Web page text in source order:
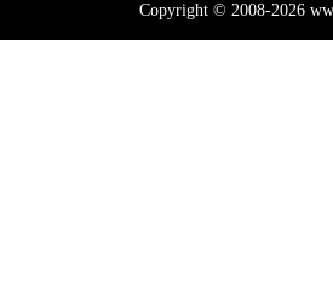
Copyright © 2008-2026